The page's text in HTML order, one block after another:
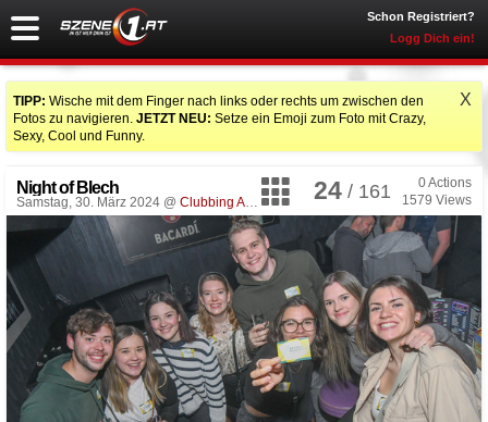
Schon Registriert?
Logg Dich ein!
X
TIPP: Wische mit dem Finger nach links oder rechts um zwischen den
Fotos zu navigieren. JETZT NEU: Setze ein Emoji zum Foto mit Crazy,
Sexy, Cool und Funny.
0Actions
1579 Views
24 / 161
Night of Blech
Samstag, 30. März 2024 @ Clubbing Arena , Sankt Georgen im Attergau